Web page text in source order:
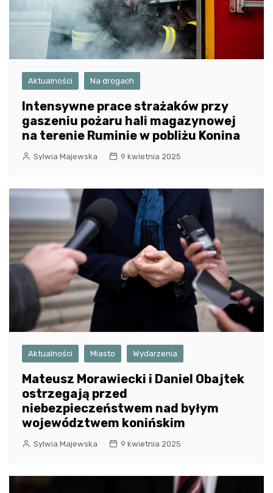
Aktualności Na drogach
Intensywne prace strażaków przy
gaszeniu pożaru hali magazynowej
na terenie Ruminie w pobliżu Konina
Sylwia Majewska 9 kwietnia 2025
Aktualności Miasto Wydarzenia
Mateusz Morawiecki i Daniel Obajtek
ostrzegają przed
niebezpieczeństwem nad byłym
województwem konińskim
Sylwia Majewska 9 kwietnia 2025